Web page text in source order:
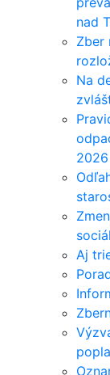
nad
Zber
Na
2026
Aj